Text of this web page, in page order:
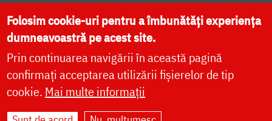
DONEAZĂ ONLINE PENTRU CATEDRALA NAȚIONALĂ
LIVE
Folosim cookie-uri pentru a îmbunătăți experiența
dumneavoastră pe acest site.
Prin continuarea navigării în această pagină
confirmați acceptarea utilizării fișierelor de tip
cookie. Mai multe informații